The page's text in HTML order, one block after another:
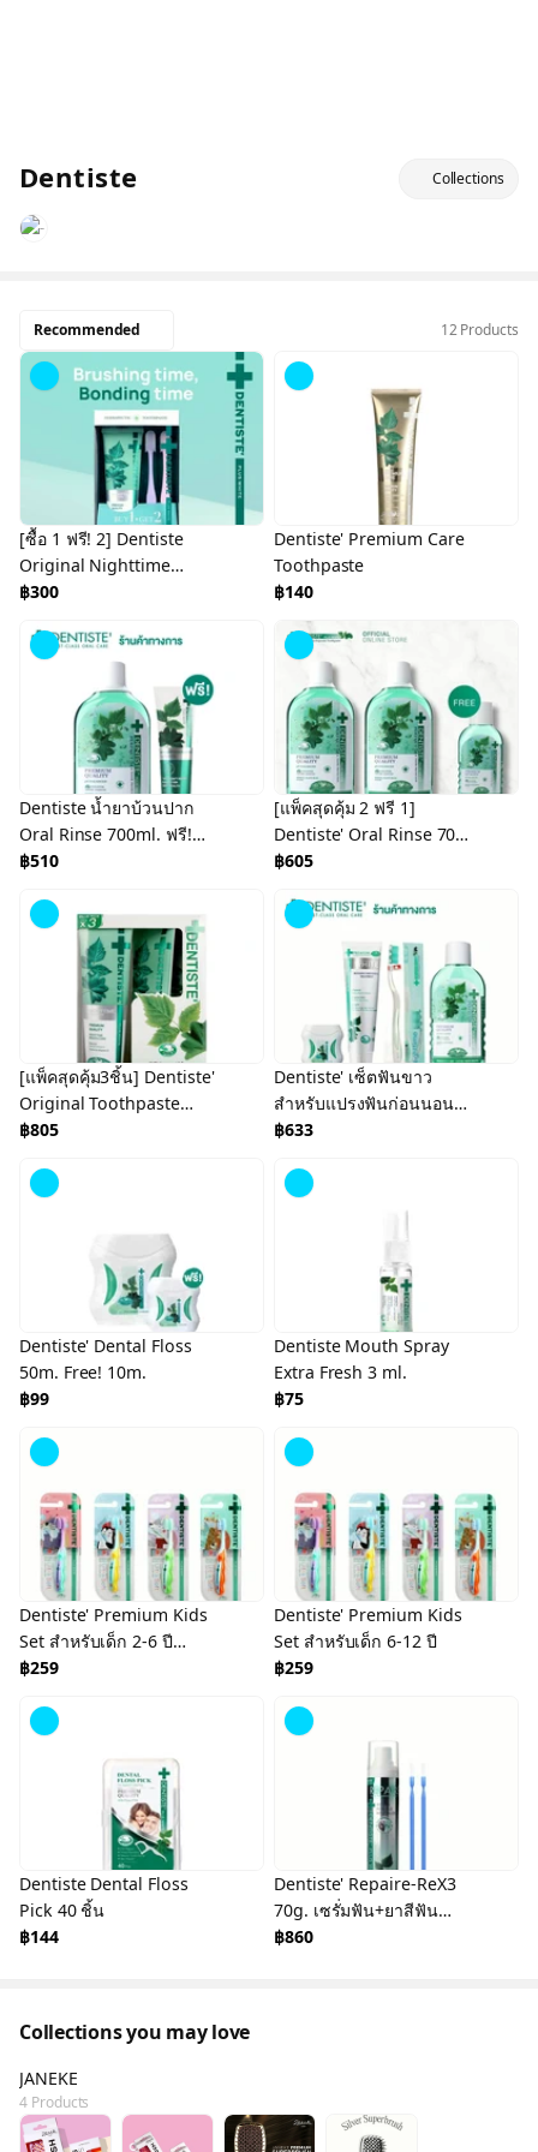
Dentiste Collections
Recommended 12 Products
[ซื้อ 1 ฟรี! 2] Dentiste
Original Nighttime
Toothpaste 160 g ฟรี!
x2
฿300
Dentiste' Premium Care
Toothpaste
฿140
Dentiste น้ำยาบ้วนปาก
Oral Rinse 700ml. ฟรี!
ยาสีฟันแปรงแห้ง
100g
฿510
[แพ็คสุดคุ้ม 2 ฟรี 1]
Dentiste' Oral Rinse 700
Ml. เดนทิสเต้ น้ำยาบ้วน
฿605
[แพ็คสุดคุ้ม3ชิ้น] Dentiste'
Original Toothpaste
ยาสีฟัน ออริจินอล 160 กรัม
฿805
Dentiste' เซ็ตฟันขาว
สำหรับแปรงฟันก่อนนอน
Nighttime Premium
฿633
Dentiste' Dental Floss
50m. Free! 10m.
฿99
Dentiste Mouth Spray
Extra Fresh 3 ml.
฿75
Dentiste' Premium Kids
Set สำหรับเด็ก 2-6 ปี
ยาสีฟันแปรงแห้งเด็ก สูตร
฿259
Dentiste' Premium Kids
Set สำหรับเด็ก 6-12 ปี
฿259
Dentiste Dental Floss
Pick 40 ชิ้น
฿144
Dentiste' Repaire-ReX3
70g. เซรั่มฟัน+ยาสีฟัน
2in1 Magic Brush x2
฿860
Collections you may love
JANEKE
4 Products